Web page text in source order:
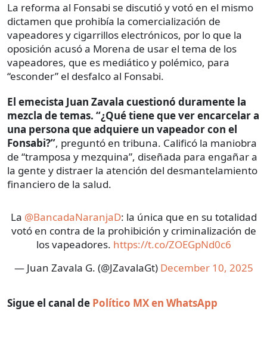
La reforma al Fonsabi se discutió y votó en el mismo
dictamen que prohibía la comercialización de
vapeadores y cigarrillos electrónicos, por lo que la
oposición acusó a Morena de usar el tema de los
vapeadores, que es mediático y polémico, para
“esconder” el desfalco al Fonsabi.
El emecista Juan Zavala cuestionó duramente la
mezcla de temas. “¿Qué tiene que ver encarcelar a
una persona que adquiere un vapeador con el
Fonsabi?”, preguntó en tribuna. Calificó la maniobra
de “tramposa y mezquina”, diseñada para engañar a
la gente y distraer la atención del desmantelamiento
financiero de la salud.
La @BancadaNaranjaD: la única que en su totalidad
votó en contra de la prohibición y criminalización de
los vapeadores. https://t.co/ZOEGpNd0c6
— Juan Zavala G. (@JZavalaGt) December 10, 2025
Sigue el canal de Político MX en WhatsApp